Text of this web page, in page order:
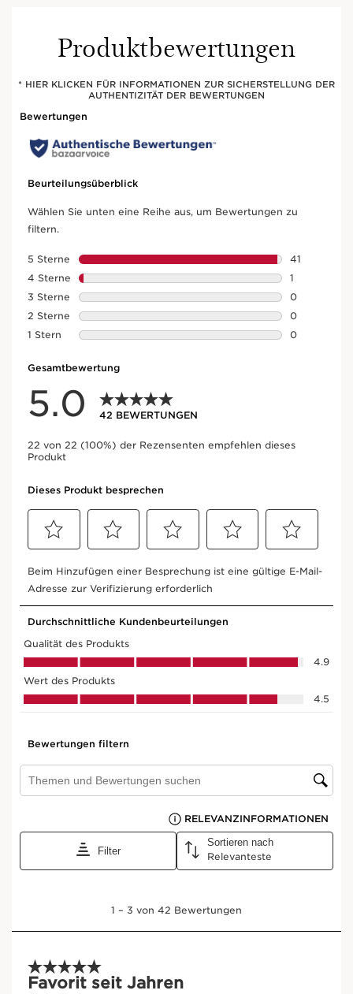
Produktbewertungen
* HIER KLICKEN FÜR INFORMATIONEN ZUR SICHERSTELLUNG DER
AUTHENTIZITÄT DER BEWERTUNGEN